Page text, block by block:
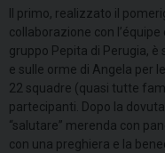
Il primo, realizzato il
collaborazione con
gruppo Pepita di Perugia, è
e sulle orme di Angela per
22 squadre (quasi tutte
partecipanti. Dopo la
“salutare” merenda con
con una preghiera e la